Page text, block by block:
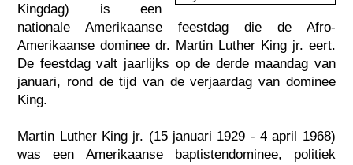
Kingdag) is een
nationale Amerikaanse feestdag die de Afro-
Amerikaanse dominee dr. Martin Luther King jr. eert.
De feestdag valt jaarlijks op de derde maandag van
januari, rond de tijd van de verjaardag van dominee
King.
Martin Luther King jr. (15 januari 1929 - 4 april 1968)
was een Amerikaanse baptistendominee, politiek